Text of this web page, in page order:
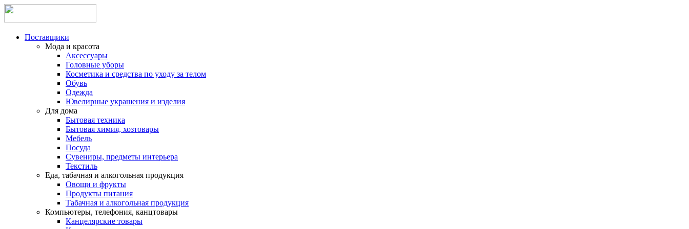
Поставщики
Мода и красота
Аксессуары
Головные уборы
Косметика и средства по уходу за телом
Обувь
Одежда
Ювелирные украшения и изделия
Для дома
Бытовая техника
Бытовая химия, хозтовары
Мебель
Посуда
Сувениры, предметы интерьера
Текстиль
Еда, табачная и алкогольная продукция
Овощи и фрукты
Продукты питания
Табачная и алкогольная продукция
Компьютеры, телефония, канцтовары
Канцелярские товары